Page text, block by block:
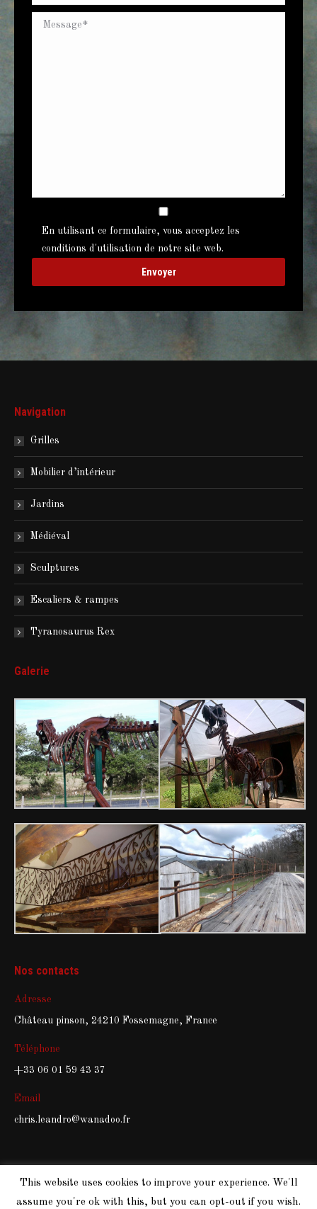
En utilisant ce formulaire, vous acceptez les
conditions d'utilisation de notre site web.
Navigation
Grilles
Mobilier d’intérieur
Jardins
Médiéval
Sculptures
Escaliers & rampes
Tyranosaurus Rex
Galerie
Nos contacts
Adresse
Château pinson, 24210 Fossemagne, France
Téléphone
+33 06 01 59 43 37
Email
chris.leandro@wanadoo.fr
2018 Chris Leandro. Tous Droits Réservés.
This website uses cookies to improve your experience. We'll
assume you're ok with this, but you can opt-out if you wish.